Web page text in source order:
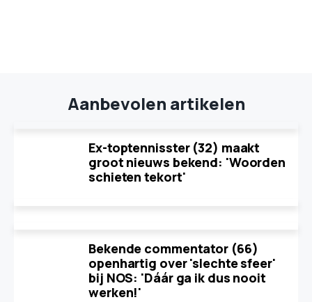
Aanbevolen artikelen
Ex-toptennisster (32) maakt
groot nieuws bekend: 'Woorden
schieten tekort'
Bekende commentator (66)
openhartig over 'slechte sfeer'
bij NOS: 'Dáár ga ik dus nooit
werken!'